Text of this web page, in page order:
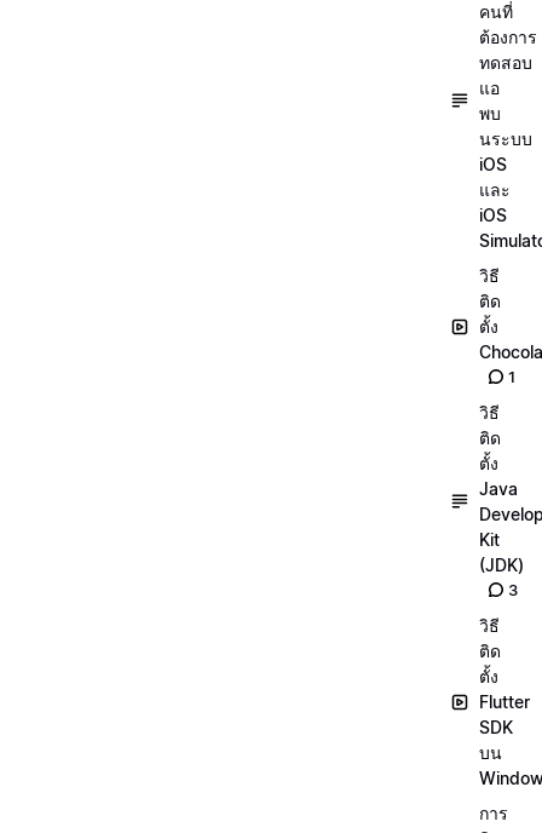
คนที่
ต้องการ
ทดสอบ
แอ
พบ
นระบบ
iOS
และ
iOS
วิธี
ติด
ตั้ง
1
วิธี
ติด
ตั้ง
Java
Kit
(JDK)
3
วิธี
ติด
ตั้ง
Flutter
SDK
บน
การ